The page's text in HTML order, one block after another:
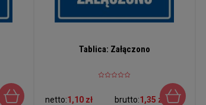
Tablica: Załączono
netto:1,10 zł brutto:1,35 zł